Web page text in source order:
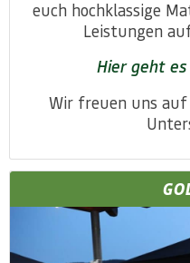
euch hochklassige
Leistungen
Hier geht es
Wir freuen uns auf